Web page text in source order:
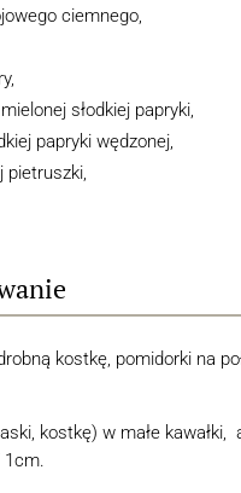
ciemnego,
słodkiej papryki,
papryki wędzonej,
pietruszki,
kostkę, pomidorki na
kostkę) w małe kawałki,